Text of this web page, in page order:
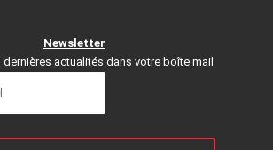
Newsletter
dernières actualités dans votre boîte mail